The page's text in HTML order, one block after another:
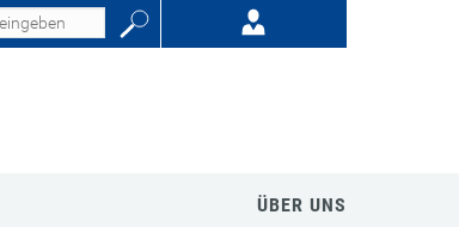
ÜBER UNS